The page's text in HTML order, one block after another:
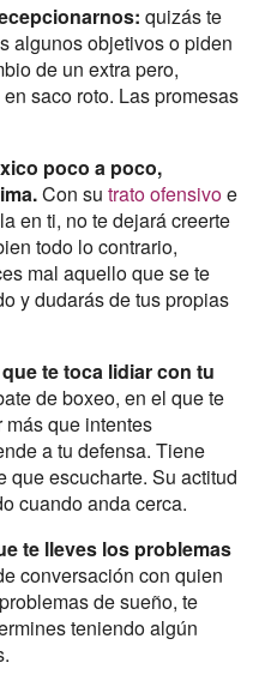
quizás te
algunos objetivos o piden
de un extra pero,
saco roto. Las promesas
poco a poco,
Con su trato ofensivoe
en ti, no te dejará creerte
todo lo contrario,
mal aquello que se te
y dudarás de tus propias
te toca lidiar con tu
de boxeo, en el que te
más que intentes
a tu defensa. Tiene
que escucharte. Su actitud
cuando anda cerca.
te lleves los problemas
conversación con quien
de sueño, te
teniendo algún